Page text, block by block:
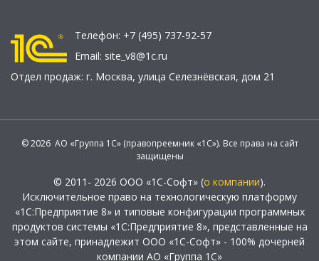
Телефон: +7 (495) 737-92-57
Email: site_v8@1c.ru
Отдел продаж: г. Москва, улица Селезнёвская, дом 21
© 2026 АО «Группа 1С» (правопреемник «1С»). Все права на сайт
защищены
© 2011- 2026 ООО «1С-Софт» (о компании).
Исключительное право на технологическую платформу
«1С:Предприятие 8» и типовые конфигурации программных
продуктов системы «1С:Предприятие 8», представленные на
этом сайте, принадлежит ООО «1С-Софт» - 100% дочерней
компании АО «Группа 1С»